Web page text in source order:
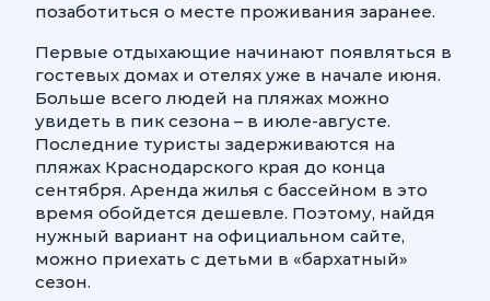
позаботиться о месте проживания заранее.
Первые отдыхающие начинают появляться в
гостевых домах и отелях уже в начале июня.
Больше всего людей на пляжах можно
увидеть в пик сезона – в июле-августе.
Последние туристы задерживаются на
пляжах Краснодарского края до конца
сентября. Аренда жилья с бассейном в это
время обойдется дешевле. Поэтому, найдя
нужный вариант на официальном сайте,
можно приехать с детьми в «бархатный»
сезон.